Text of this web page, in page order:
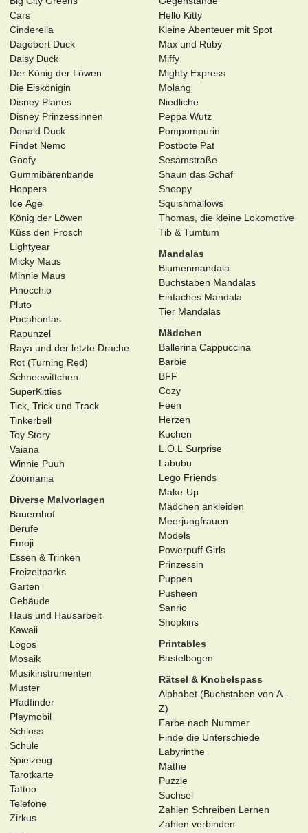
Cars
Cinderella
Dagobert Duck
Daisy Duck
Der König der Löwen
Die Eiskönigin
Disney Planes
Disney Prinzessinnen
Donald Duck
Findet Nemo
Goofy
Gummibärenbande
Hoppers
Ice Age
König der Löwen
Küss den Frosch
Lightyear
Micky Maus
Minnie Maus
Pinocchio
Pluto
Pocahontas
Rapunzel
Raya und der letzte Drache
Rot (Turning Red)
Schneewittchen
SuperKitties
Tick, Trick und Track
Tinkerbell
Toy Story
Vaiana
Winnie Puuh
Zoomania
Diverse Malvorlagen
Bauernhof
Berufe
Emoji
Essen & Trinken
Freizeitparks
Garten
Gebäude
Haus und Hausarbeit
Kawaii
Logos
Mosaik
Musikinstrumenten
Muster
Pfadfinder
Playmobil
Schloss
Schule
Spielzeug
Tarotkarte
Tattoo
Telefone
Zirkus
Hello Kitty
Kleine Abenteuer mit Spot
Max und Ruby
Miffy
Mighty Express
Molang
Niedliche
Peppa Wutz
Pompompurin
Postbote Pat
Sesamstraße
Shaun das Schaf
Snoopy
Squishmallows
Thomas, die kleine Lokomotive
Tib & Tumtum
Mandalas
Blumenmandala
Buchstaben Mandalas
Einfaches Mandala
Tier Mandalas
Mädchen
Ballerina Cappuccina
Barbie
BFF
Cozy
Feen
Herzen
Kuchen
L.O.L Surprise
Labubu
Lego Friends
Make-Up
Mädchen ankleiden
Meerjungfrauen
Models
Powerpuff Girls
Prinzessin
Puppen
Pusheen
Sanrio
Shopkins
Printables
Bastelbogen
Rätsel & Knobelspass
Alphabet (Buchstaben von A -
Z)
Farbe nach Nummer
Finde die Unterschiede
Labyrinthe
Mathe
Puzzle
Suchsel
Zahlen Schreiben Lernen
Zahlen verbinden